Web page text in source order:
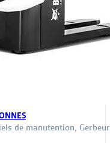
de manutention,